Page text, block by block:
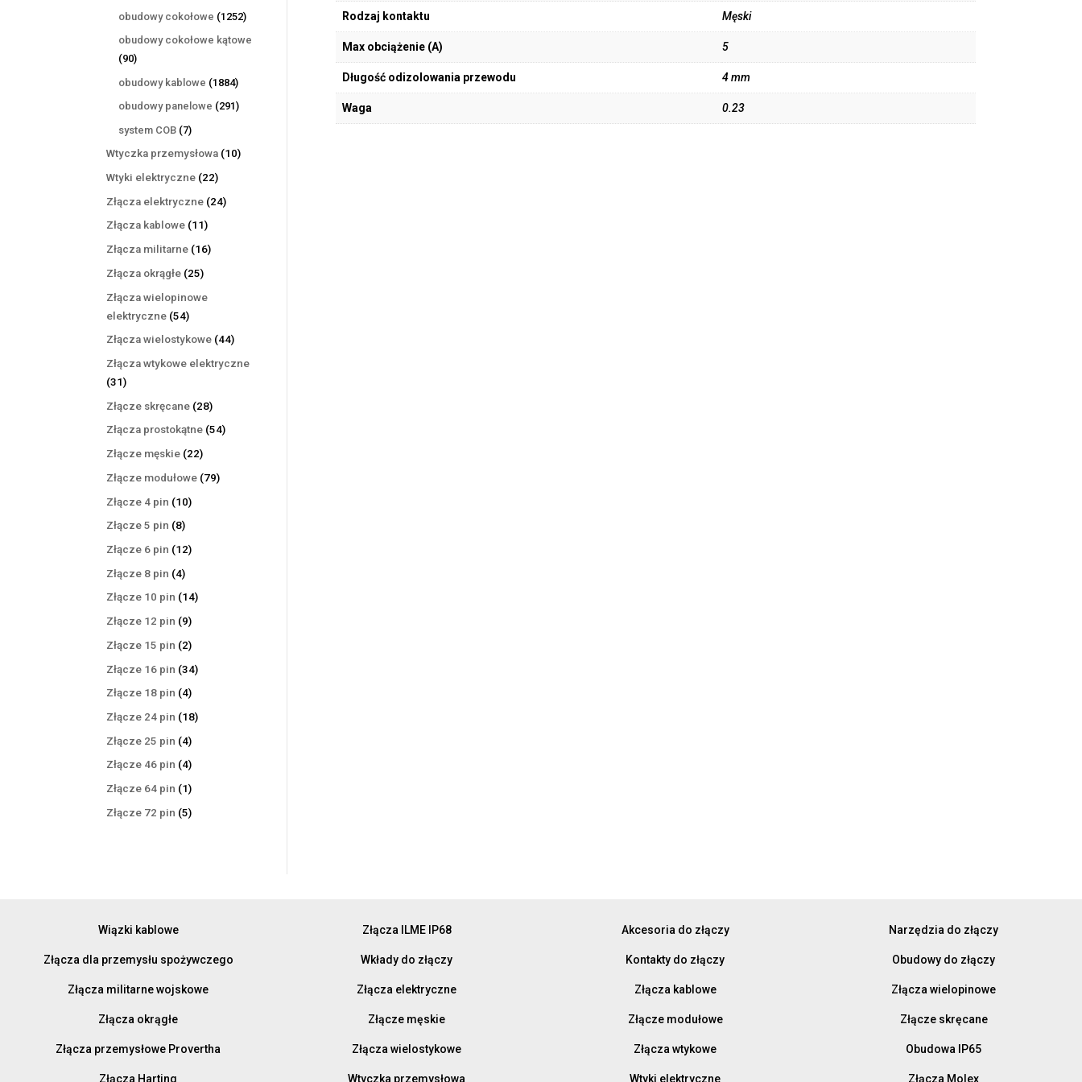
obudowy cokołowe 12521252
obudowy cokołowe kątowe
9090
produktów
obudowy kablowe 18841884
produkty
obudowy panelowe 291291
system COB 77
produktów
Wtyczka przemysłowa 1010
Wtyki elektryczne 2222
produkty
Złącza elektryczne 2424
Złącza kablowe 1111
produktów
Złącza militarne 1616
Złącza okrągłe 2525
Złącza wielopinowe
elektryczne 5454
produkty
Złącza wielostykowe 4444
Złącza wtykowe elektryczne
3131
produktów
Złącze skręcane 2828
produktów
Złącza prostokątne 5454
Złącze męskie 2222
produkty
Złącze modułowe 7979
Złącze 4 pin 1010
Złącze 5 pin 88
produktów
Złącze 6 pin 1212
Złącze 8 pin 44
produkty
Złącze 10 pin 1414
Złącze 12 pin 99
produktów
Złącze 15 pin 22
produkty
Złącze 16 pin 3434
Złącze 18 pin 44
produkty
Złącze 24 pin 1818
Złącze 25 pin 44
produkty
Złącze 46 pin 44
produkty
Złącze 64 pin 11
produkt
Złącze 72 pin 55
Rodzaj kontaktu Męski
Max obciążenie (A) 5
Długość odizolowania przewodu 4 mm
Waga 0.23
Wiązki kablowe
Złącza dla przemysłu spożywczego
Złącza militarne wojskowe
Złącza okrągłe
Złącza przemysłowe Provertha
Złącza Harting
Złącza ILME IP68
Wkłady do złączy
Złącza elektryczne
Złącze męskie
Złącza wielostykowe
Wtyczka przemysłowa
Akcesoria do złączy
Kontakty do złączy
Złącza kablowe
Złącze modułowe
Złącza wtykowe
Wtyki elektryczne
Narzędzia do złączy
Obudowy do złączy
Złącza wielopinowe
Złącze skręcane
Obudowa IP65
Złącza Molex